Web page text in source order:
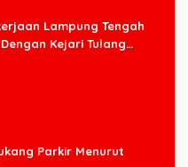
Lampung Tengah
Kejari Tulang
Parkir Menurut